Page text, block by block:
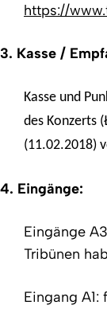
https://
3. Kasse /
Kasse und
des Konzerts
(11.02.2018)
4. Eingänge:
Eingänge
Tribünen
Eingang A1: